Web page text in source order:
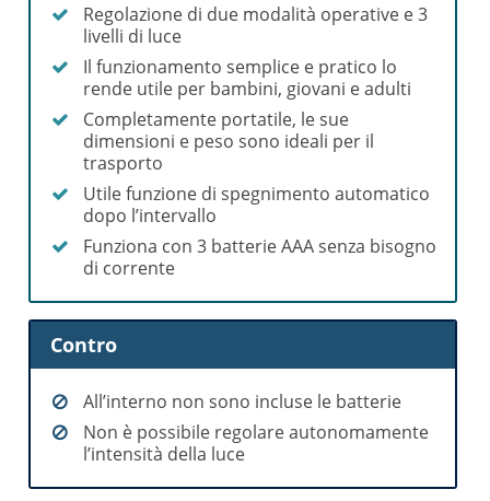
Regolazione di due modalità operative e 3
livelli di luce
Il funzionamento semplice e pratico lo
rende utile per bambini, giovani e adulti
Completamente portatile, le sue
dimensioni e peso sono ideali per il
trasporto
Utile funzione di spegnimento automatico
dopo l’intervallo
Funziona con 3 batterie AAA senza bisogno
di corrente
Contro
All’interno non sono incluse le batterie
Non è possibile regolare autonomamente
l’intensità della luce